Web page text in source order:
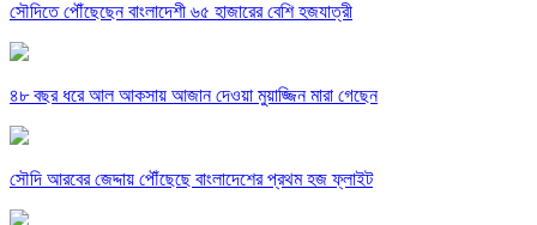
সৌদিতে পৌঁছেছেন বাংলাদেশী ৬৫ হাজারের বেশি হজযাত্রী
৪৮ বছর ধরে আল আকসায় আজান দেওয়া মুয়াজ্জিন মারা গেছেন
সৌদি আরবের জেদ্দায় পৌঁছেছে বাংলাদেশের প্রথম হজ ফ্লাইট